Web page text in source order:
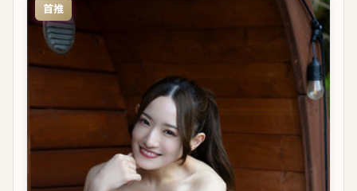
首推